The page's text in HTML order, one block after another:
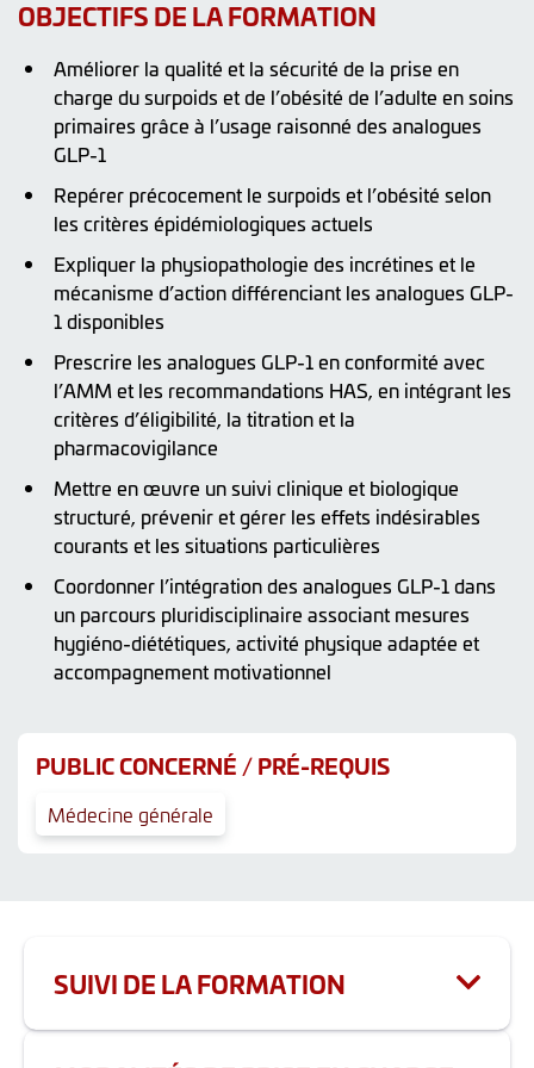
OBJECTIFS DE LA FORMATION
Améliorer la qualité et la sécurité de la prise en
charge du surpoids et de l’obésité de l’adulte en soins
primaires grâce à l’usage raisonné des analogues
GLP-1
Repérer précocement le surpoids et l’obésité selon
les critères épidémiologiques actuels
Expliquer la physiopathologie des incrétines et le
mécanisme d’action différenciant les analogues GLP-
1 disponibles
Prescrire les analogues GLP-1 en conformité avec
l’AMM et les recommandations HAS, en intégrant les
critères d’éligibilité, la titration et la
pharmacovigilance
Mettre en œuvre un suivi clinique et biologique
structuré, prévenir et gérer les effets indésirables
courants et les situations particulières
Coordonner l’intégration des analogues GLP-1 dans
un parcours pluridisciplinaire associant mesures
hygiéno-diététiques, activité physique adaptée et
accompagnement motivationnel
PUBLIC CONCERNÉ / PRÉ-REQUIS
Médecine générale
SUIVI DE LA FORMATION